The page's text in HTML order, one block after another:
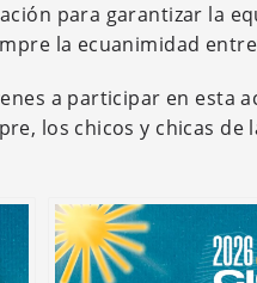
para garantizar la
la ecuanimidad
a participar en esta
los chicos y chicas de